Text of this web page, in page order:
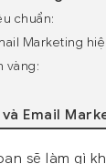
chuẩn:
Marketing
vàng:
Email
sẽ làm gì